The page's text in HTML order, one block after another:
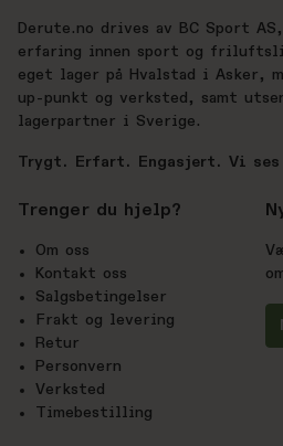
Derute.no drives av BC Sport
erfaring innen sport og
eget lager på Hvalstad i Asker,
up-punkt og verksted, samt
lagerpartner i Sverige.
Trygt. Erfart. Engasjert. Vi ses
Trenger du hjelp?
Om oss
Kontakt oss
Salgsbetingelser
Frakt og levering
Retur
Personvern
Verksted
Timebestilling